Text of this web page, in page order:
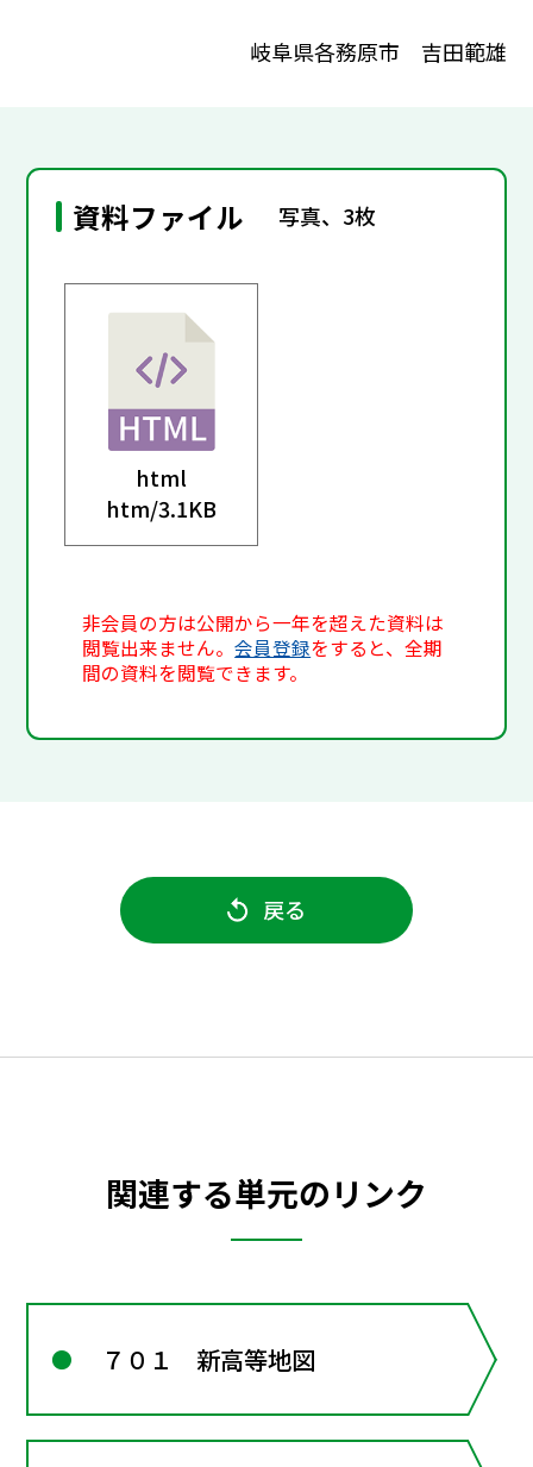
岐阜県各務原市 吉田範雄
資料ファイル 写真、3枚
html
htm/3.1KB
非会員の方は公開から一年を超えた資料は
閲覧出来ません。会員登録をすると、全期
間の資料を閲覧できます。
戻る
関連する単元のリンク
７０１ 新高等地図